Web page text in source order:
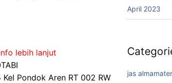
lebih lanjut
Pondok Aren RT 002 RW
April 2023
jas almamater